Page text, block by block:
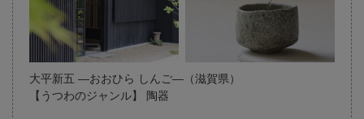
大平新五 ―おおひら しんご―（滋賀県）
【うつわのジャンル】 陶器